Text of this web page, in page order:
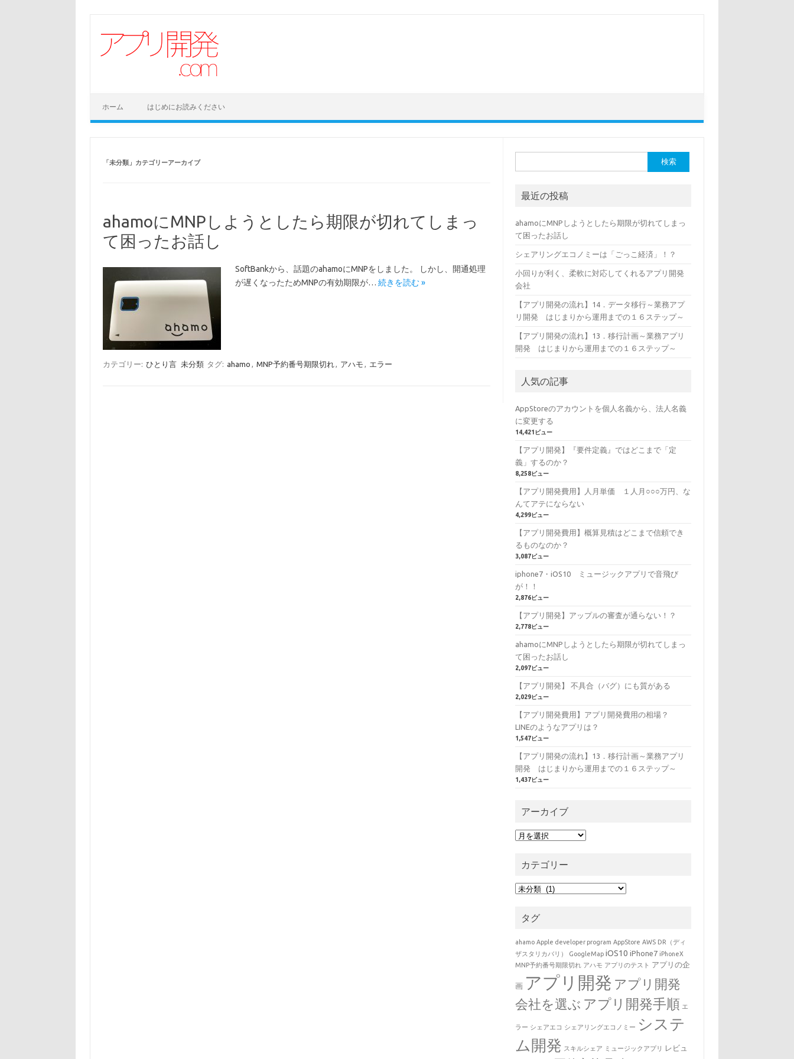
ホーム はじめにお読みください
「未分類」カテゴリーアーカイブ
ahamoにMNPしようとしたら期限が切れてしまっ
て困ったお話し
SoftBankから、話題のahamoにMNPをしました。 しかし、開通処理
が遅くなったためMNPの有効期限が… 続きを読む »
カテゴリー: ひとり言 未分類 タグ: ahamo , MNP予約番号期限切れ, アハモ , エラー
最近の投稿
ahamoにMNPしようとしたら期限が切れてしまっ
て困ったお話し
シェアリングエコノミーは「ごっこ経済」！？
小回りが利く、柔軟に対応してくれるアプリ開発
会社
【アプリ開発の流れ】14．データ移行～業務アプ
リ開発 はじまりから運用までの１６ステップ～
【アプリ開発の流れ】13．移行計画～業務アプリ
開発 はじまりから運用までの１６ステップ～
人気の記事
AppStoreのアカウントを個人名義から、法人名義
に変更する
14,421ビュー
【アプリ開発】『要件定義』ではどこまで「定
義」するのか？
8,258ビュー
【アプリ開発費用】人月単価 １人月○○○万円、な
んてアテにならない
4,299ビュー
【アプリ開発費用】概算見積はどこまで信頼でき
るものなのか？
3,087ビュー
iphone7・iOS10 ミュージックアプリで音飛び
が！！
2,876ビュー
【アプリ開発】アップルの審査が通らない！？
2,778ビュー
ahamoにMNPしようとしたら期限が切れてしまっ
て困ったお話し
2,097ビュー
【アプリ開発】 不具合（バグ）にも質がある
2,029ビュー
【アプリ開発費用】アプリ開発費用の相場？
LINEのようなアプリは？
1,547ビュー
【アプリ開発の流れ】13．移行計画～業務アプリ
開発 はじまりから運用までの１６ステップ～
1,437ビュー
アーカイブ
アーカイブ
カテゴリー
カテゴリー
タグ
ahamo Apple developer program AppStore AWS DR（ディ
ザスタリカバリ）
GoogleMap iOS10 iPhone7 iPhoneX
MNP予約番号期限切れ アハモ アプリのテスト アプリの企
画 アプリ開発 アプリ開発
会社を選ぶ アプリ開発手順 エ
ラー シェアエコ シェアリングエコノミー システ
ム開発 スキルシェア ミュージックアプリ レビュ